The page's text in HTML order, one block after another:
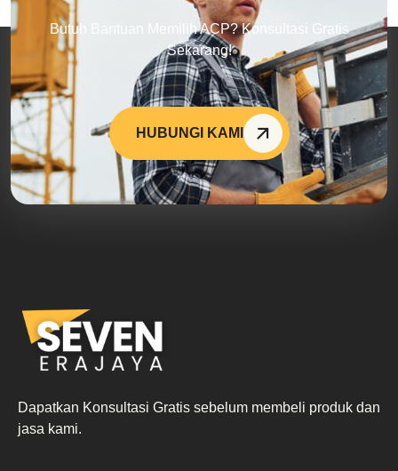
Butuh Bantuan Memilih ACP? Konsultasi Gratis
Sekarang!
HUBUNGI KAMI
Dapatkan Konsultasi Gratis sebelum membeli produk dan
jasa kami.